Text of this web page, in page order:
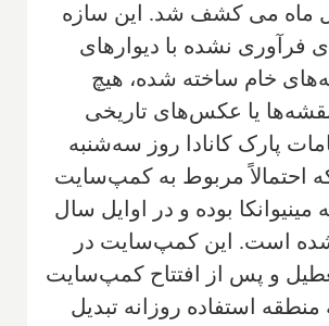
ماه می کشف شد. این سازه
فرآوری نشده با دیوارهای
خام ساخته شده، هیچ
یا عکس‌های تاریخی
پارک کانادا روز سه‌شنبه
که احتمالاً مربوط به کمپ‌سایت
مینیوانکا بوده و در اوایل سال
شده است. این کمپ‌سایت در
۱۹۵۲ تعطیل و پس از افتتاح کمپ‌سایت
استفاده روزانه تبدیل